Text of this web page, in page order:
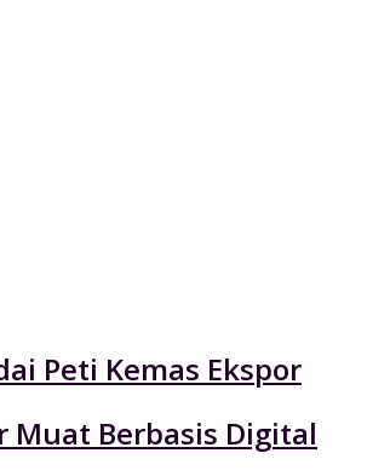
Peti Kemas Ekspor
Muat Berbasis Digital